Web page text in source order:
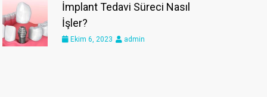
İmplant Tedavi Süreci Nasıl
İşler?
Ekim 6, 2023 admin